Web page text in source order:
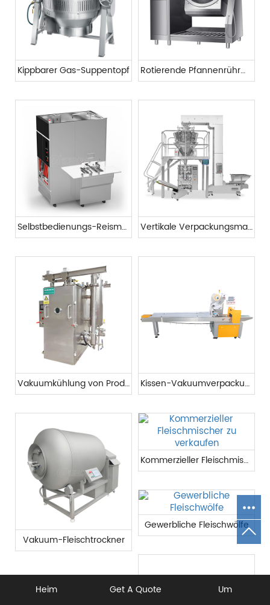
Kippbarer Gas-Suppentopf Rotierende Pfannenrührmaschine
Selbstbedienungs-Reismaschine Vertikale Verpackungsmaschine
Vakuumkühlung von Produkten Kissen-Vakuumverpackungsmaschine
Vakuum-Fleischtrockner
Kommerzieller Fleischmischer zu verkaufen
Gewerbliche Fleischwölfe
Heim Get A Quote Um